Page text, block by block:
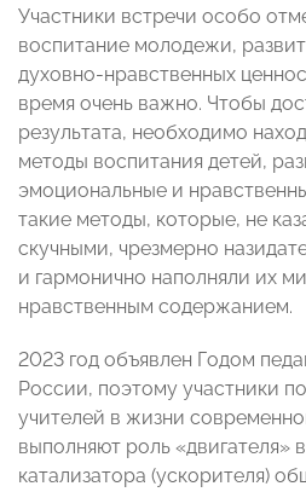
Участники встречи особо
воспитание молодежи,
духовно-нравственных
время очень важно. Чтобы
результата, необходимо
методы воспитания детей,
эмоциональные и
такие методы, которые, не
скучными, чрезмерно
и гармонично наполняли их
нравственным содержанием.
2023 год объявлен Годом
России, поэтому участники
учителей в жизни
выполняют роль «двигателя»
катализатора (ускорителя)